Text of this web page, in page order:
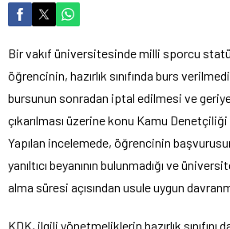
Bir vakıf üniversitesinde milli sporcu
öğrencinin, hazırlık sınıfında burs
bursunun sonradan iptal edilmesi ve
çıkarılması üzerine konu Kamu Denetçiliği
Yapılan incelemede, öğrencinin
yanıltıcı beyanının bulunmadığı ve
alma süresi açısından usule uygun
KDK, ilgili yönetmeliklerin hazırlık sınıfını